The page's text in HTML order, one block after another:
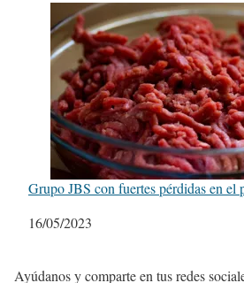
Grupo JBS con fuertes pérdidas en el
Fecha
16/05/2023
Ayúdanos y comparte en tus redes